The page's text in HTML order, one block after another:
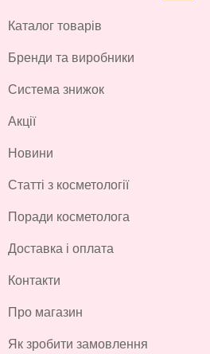
Каталог товарів
Бренди та виробники
Система знижок
Акції
Новини
Статті з косметології
Поради косметолога
Доставка і оплата
Контакти
Про магазин
Як зробити замовлення